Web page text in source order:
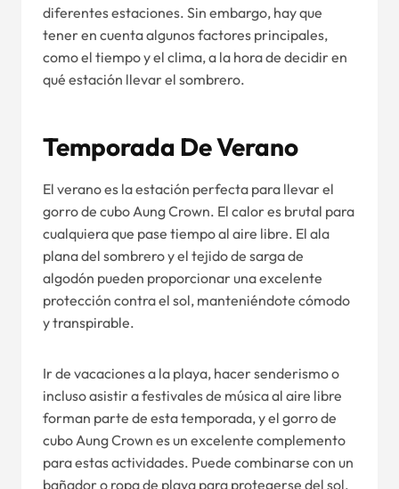
diferentes estaciones. Sin embargo, hay que
tener en cuenta algunos factores principales,
como el tiempo y el clima, a la hora de decidir en
qué estación llevar el sombrero.
Temporada De Verano
El verano es la estación perfecta para llevar el
gorro de cubo Aung Crown. El calor es brutal para
cualquiera que pase tiempo al aire libre. El ala
plana del sombrero y el tejido de sarga de
algodón pueden proporcionar una excelente
protección contra el sol, manteniéndote cómodo
y transpirable.
Ir de vacaciones a la playa, hacer senderismo o
incluso asistir a festivales de música al aire libre
forman parte de esta temporada, y el gorro de
cubo Aung Crown es un excelente complemento
para estas actividades. Puede combinarse con un
bañador o ropa de playa para protegerse del sol,